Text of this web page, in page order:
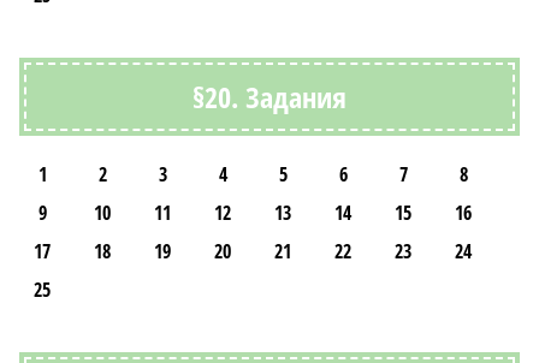
§20. Задания
1 2 3 4 5 6 7
8
9
10 11 12 13 14 15
16
17
18 19 20 21 22 23
24
25